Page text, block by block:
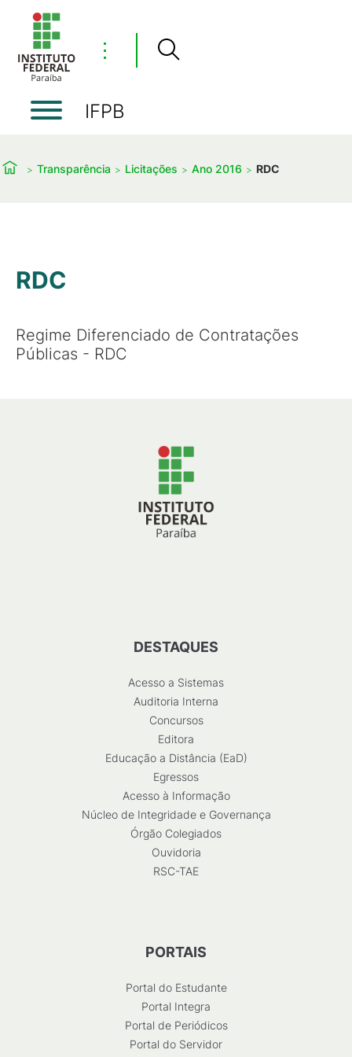
⋮
IFPB
Transparência Licitações Ano 2016 RDC
RDC
Regime Diferenciado de Contratações
Públicas - RDC
DESTAQUES
Acesso a Sistemas
Auditoria Interna
Concursos
Editora
Educação a Distância (EaD)
Egressos
Acesso à Informação
Núcleo de Integridade e Governança
Órgão Colegiados
Ouvidoria
RSC-TAE
PORTAIS
Portal do Estudante
Portal Integra
Portal de Periódicos
Portal do Servidor